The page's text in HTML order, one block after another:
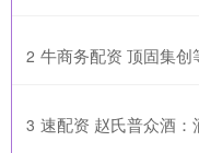
2 牛商务配资 顶固集创
3 速配资 赵氏普众酒